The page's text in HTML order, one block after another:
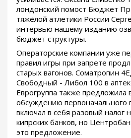
лондонский помост Бюджет
тяжёлой атлетики России
интервью нашему изданию
бюджет структуры.
Операторские компании уже
правил игры при запрете
старых вагонов. Cоматропин
Свободный - Либол 100 в
Еврогруппа также предложила
обсуждению первоначального
включал в себя разовый налог
кипрских банков, но
это предложение.